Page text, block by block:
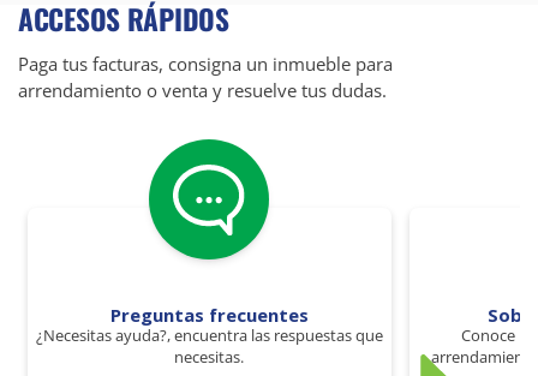
ACCESOS RÁPIDOS
Paga tus facturas, consigna un inmueble para
arrendamiento o venta y resuelve tus dudas.
Preguntas frecuentes
¿Necesitas ayuda?, encuentra las respuestas que
necesitas.
Conoce